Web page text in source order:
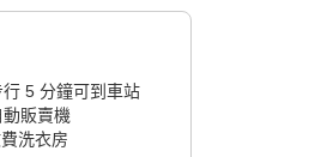
行 5 分鐘可到車站
動販賣機
洗衣房